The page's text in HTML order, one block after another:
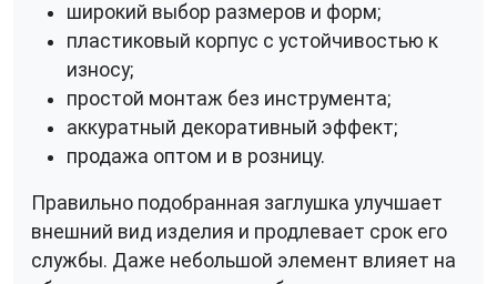
широкий выбор размеров и форм;
пластиковый корпус с устойчивостью к
износу;
простой монтаж без инструмента;
аккуратный декоративный эффект;
продажа оптом и в розницу.
Правильно подобранная заглушка улучшает
внешний вид изделия и продлевает срок его
службы. Даже небольшой элемент влияет на